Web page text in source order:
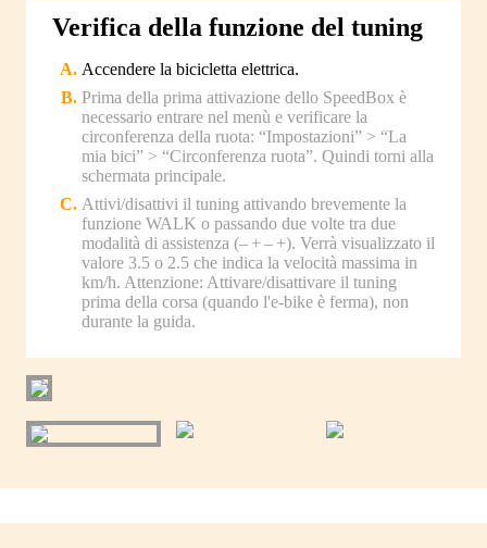
Verifica della funzione del tuning
Accendere la bicicletta elettrica.
Prima della prima attivazione dello SpeedBox è
necessario entrare nel menù e verificare la
circonferenza della ruota: “Impostazioni” > “La
mia bici” > “Circonferenza ruota”. Quindi torni alla
schermata principale.
Attivi/disattivi il tuning attivando brevemente la
funzione WALK o passando due volte tra due
modalità di assistenza (– + – +). Verrà visualizzato il
valore 3.5 o 2.5 che indica la velocità massima in
km/h. Attenzione: Attivare/disattivare il tuning
prima della corsa (quando l'e-bike è ferma), non
durante la guida.